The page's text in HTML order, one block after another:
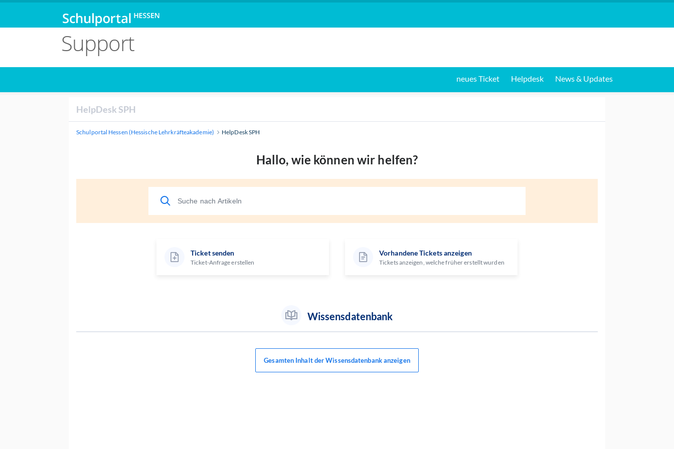
Support
neues Ticket Helpdesk News & Updates
HelpDesk SPH
Schulportal Hessen (Hessische Lehrkräfteakademie) HelpDesk SPH
Hallo, wie können wir helfen?
Ticket senden
Ticket-Anfrage erstellen
Vorhandene Tickets anzeigen
Tickets anzeigen, welche früher erstellt wurden
Wissensdatenbank
Gesamten Inhalt der Wissensdatenbank anzeigen